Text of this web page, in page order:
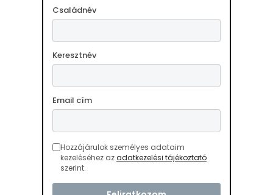
Családnév
Keresztnév
Email cím
Hozzájárulok személyes adataim
kezeléséhez azadatkezelési tájékoztató
szerint.